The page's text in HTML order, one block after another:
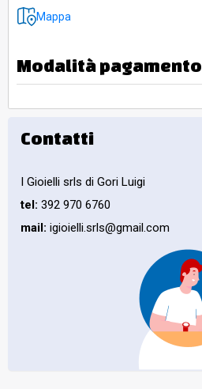
Mappa
Modalità pagamento
Contatti
I Gioielli srls di Gori Luigi
tel: 392 970 6760
mail: igioielli.srls@gmail.com